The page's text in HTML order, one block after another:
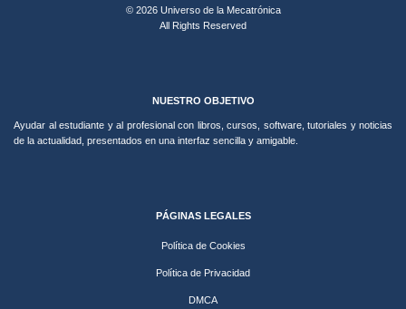
© 2026 Universo de la Mecatrónica
All Rights Reserved
NUESTRO OBJETIVO
Ayudar al estudiante y al profesional con libros, cursos, software, tutoriales y noticias
de la actualidad, presentados en una interfaz sencilla y amigable.
PÁGINAS LEGALES
Política de Cookies
Política de Privacidad
DMCA